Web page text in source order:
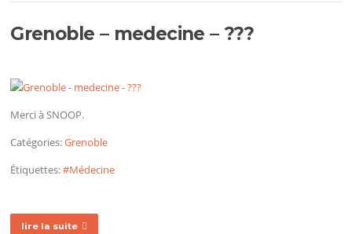
Grenoble – medecine – ???
Merci à SNOOP.
Catégories:Grenoble
Étiquettes:#Médecine
lire la suite